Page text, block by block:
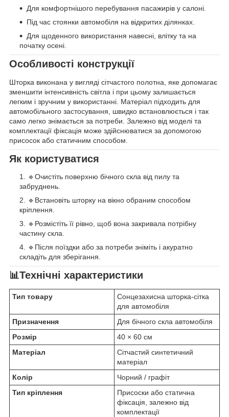
Для комфортнішого перебування пасажирів у салоні.
Під час стоянки автомобіля на відкритих ділянках.
Для щоденного використання навесні, влітку та на
початку осені.
Особливості конструкції
Шторка виконана у вигляді сітчастого полотна, яке допомагає
зменшити інтенсивність світла і при цьому залишається
легким і зручним у використанні. Матеріал підходить для
автомобільного застосування, швидко встановлюється і так
само легко знімається за потреби. Залежно від моделі та
комплектації фіксація може здійснюватися за допомогою
присосок або статичним способом.
Як користуватися
🔹Очистіть поверхню бічного скла від пилу та
забруднень.
🔹Встановіть шторку на вікно обраним способом
кріплення.
🔹Розмістіть її рівно, щоб вона закривала потрібну
частину скла.
🔹Після поїздки або за потреби зніміть і акуратно
складіть для зберігання.
📊Технічні характеристики
Тип товару
Сонцезахисна шторка-сітка
для автомобіля
Призначення
Для бічного скла автомобіля
Розмір
40 × 60 см
Матеріал
Сітчастий синтетичний
матеріал
Колір
Чорний / графіт
Тип кріплення
Присоски або статична
фіксація, залежно від
комплектації